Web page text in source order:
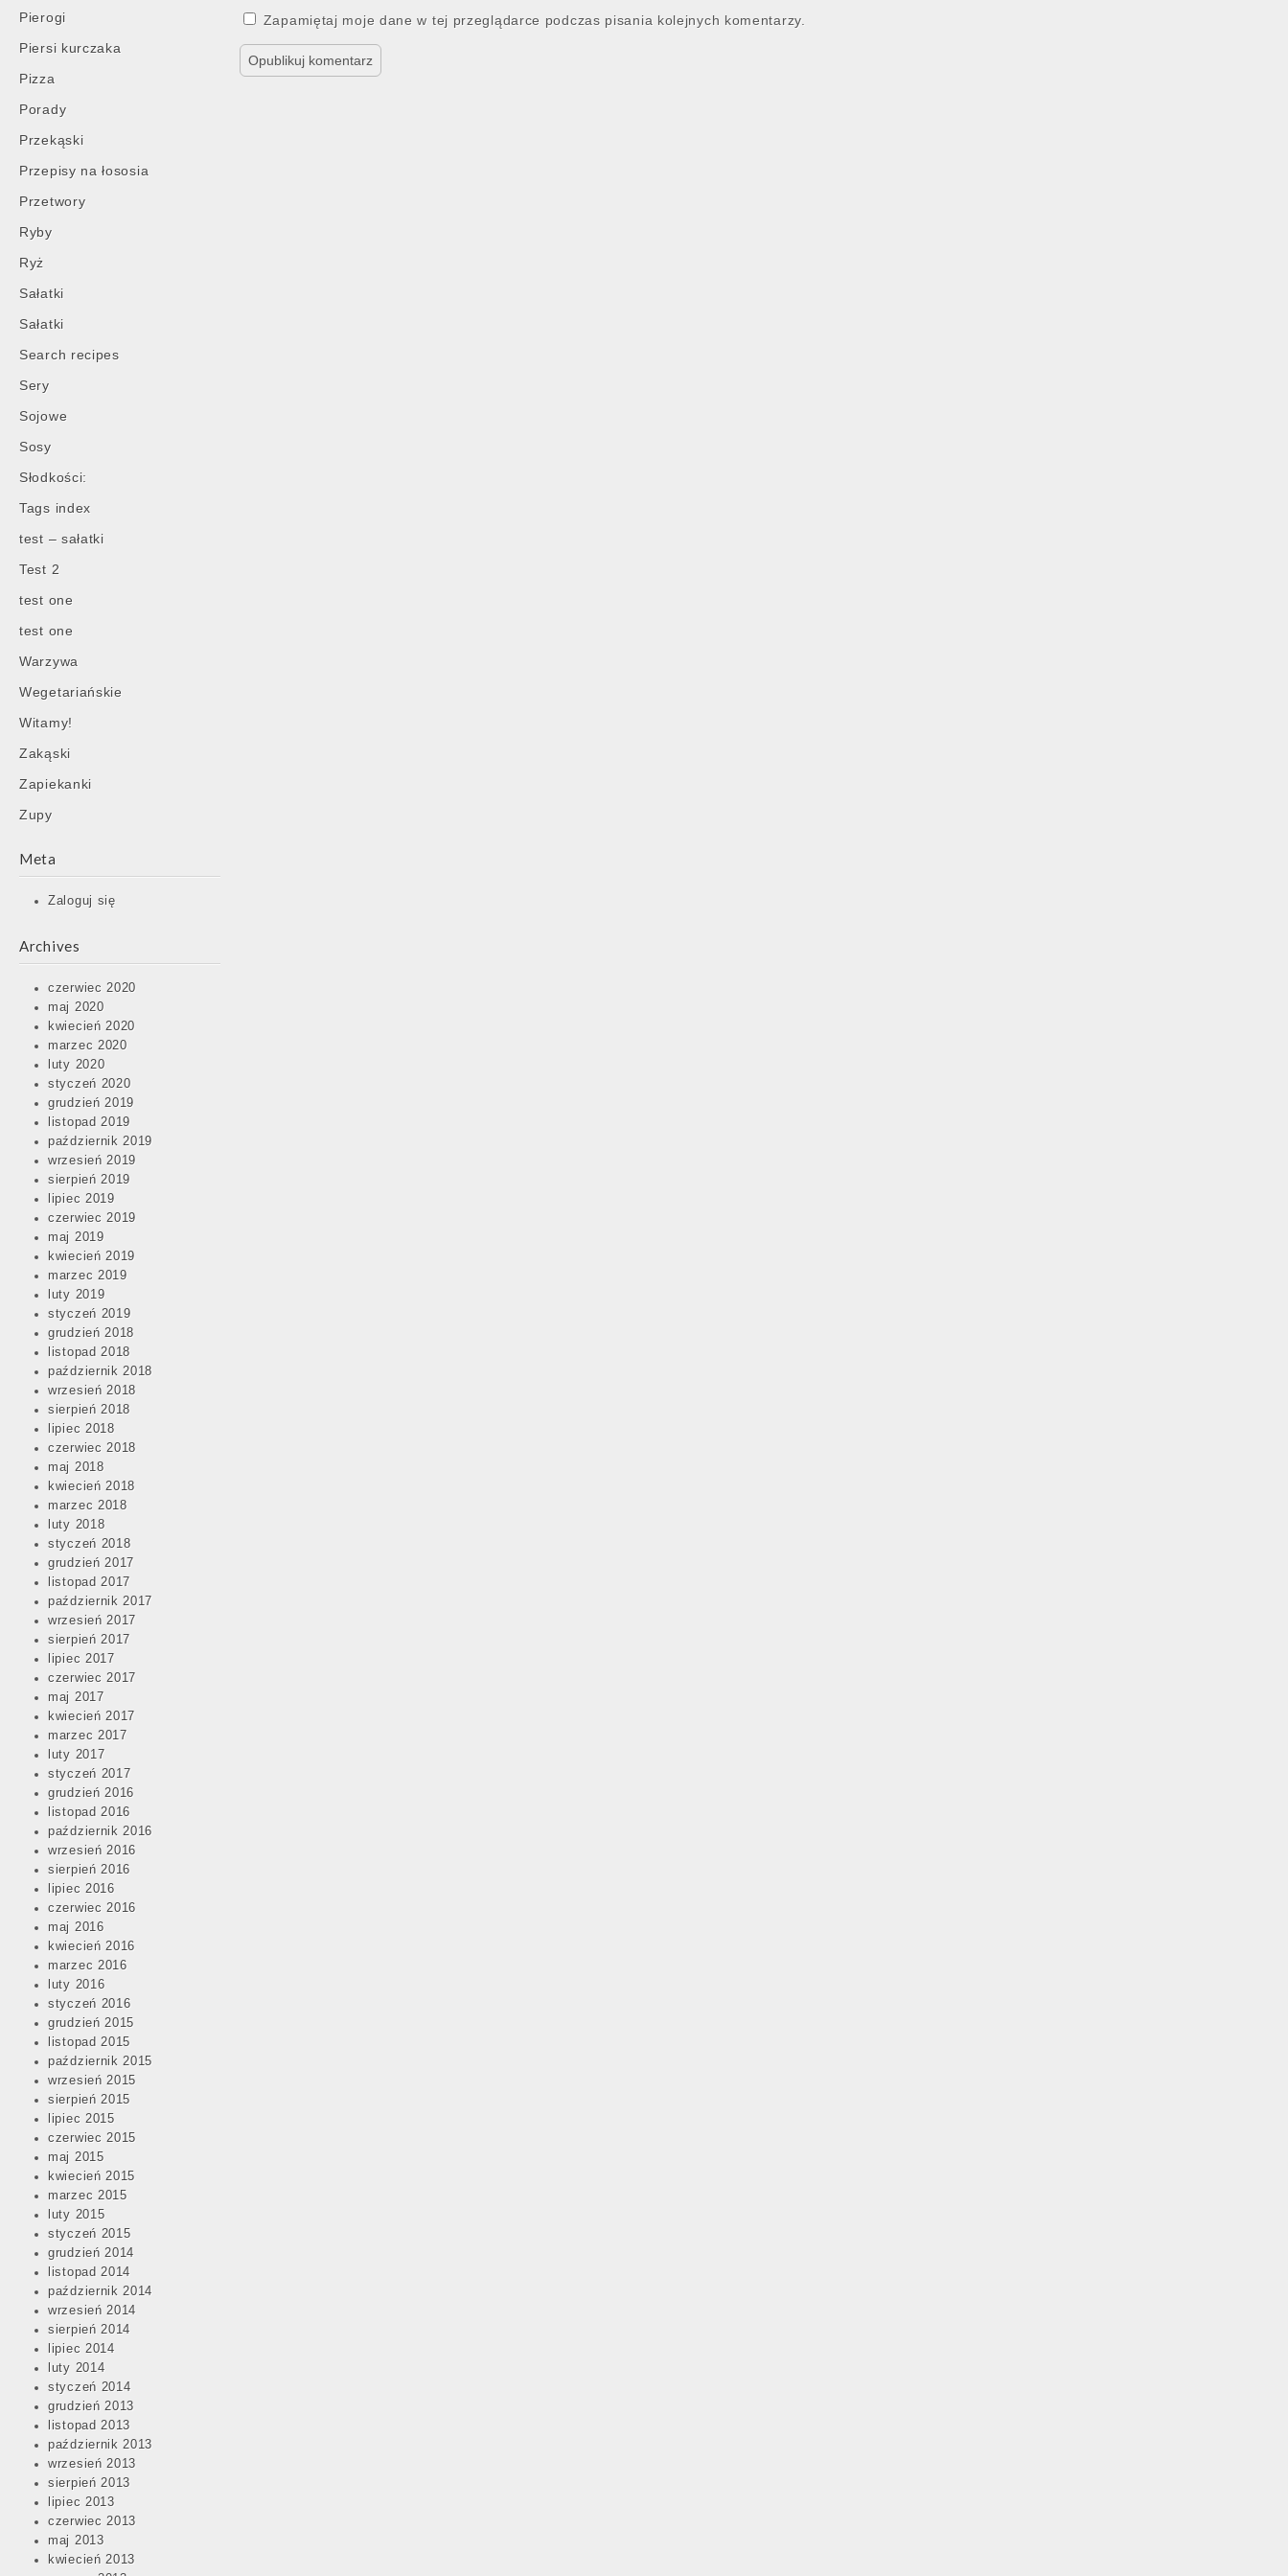
Pierogi
Piersi kurczaka
Pizza
Porady
Przekąski
Przepisy na łososia
Przetwory
Ryby
Ryż
Sałatki
Sałatki
Search recipes
Sery
Sojowe
Sosy
Słodkości:
Tags index
test – sałatki
Test 2
test one
test one
Warzywa
Wegetariańskie
Witamy!
Zakąski
Zapiekanki
Zupy
Meta
Zaloguj się
Archives
czerwiec 2020
maj 2020
kwiecień 2020
marzec 2020
luty 2020
styczeń 2020
grudzień 2019
listopad 2019
październik 2019
wrzesień 2019
sierpień 2019
lipiec 2019
czerwiec 2019
maj 2019
kwiecień 2019
marzec 2019
luty 2019
styczeń 2019
grudzień 2018
listopad 2018
październik 2018
wrzesień 2018
sierpień 2018
lipiec 2018
czerwiec 2018
maj 2018
kwiecień 2018
marzec 2018
luty 2018
styczeń 2018
grudzień 2017
listopad 2017
październik 2017
wrzesień 2017
sierpień 2017
lipiec 2017
czerwiec 2017
maj 2017
kwiecień 2017
marzec 2017
luty 2017
styczeń 2017
grudzień 2016
listopad 2016
październik 2016
wrzesień 2016
sierpień 2016
lipiec 2016
czerwiec 2016
maj 2016
kwiecień 2016
marzec 2016
luty 2016
styczeń 2016
grudzień 2015
listopad 2015
październik 2015
wrzesień 2015
sierpień 2015
lipiec 2015
czerwiec 2015
maj 2015
kwiecień 2015
marzec 2015
luty 2015
styczeń 2015
grudzień 2014
listopad 2014
październik 2014
wrzesień 2014
sierpień 2014
lipiec 2014
luty 2014
styczeń 2014
grudzień 2013
listopad 2013
październik 2013
wrzesień 2013
sierpień 2013
lipiec 2013
czerwiec 2013
maj 2013
kwiecień 2013
Zapamiętaj moje dane w tej przeglądarce podczas pisania kolejnych komentarzy.